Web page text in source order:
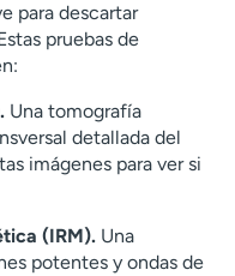
para descartar
pruebas de
Una tomografía
detallada del
imágenes para ver si
(IRM). Una
potentes y ondas de